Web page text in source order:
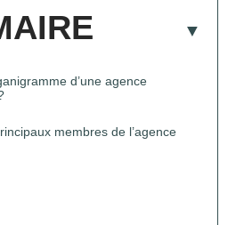
d’une agence
membres de l’agence